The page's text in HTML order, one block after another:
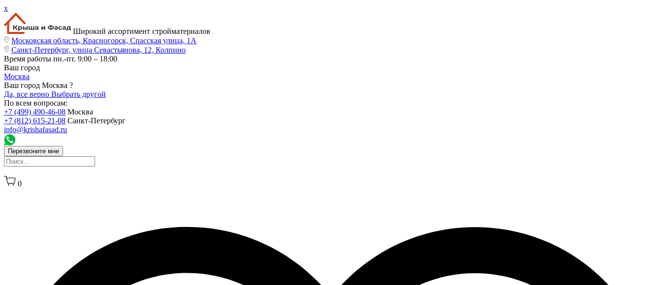
x
Широкий ассортимент стройматериалов
Московская область, Красногорск, Спасская улица, 1А
Санкт-Петербург, улица Севастьянова, 12, Колпино
Время работы пн.-пт. 9:00 – 18:00
Ваш город
Москва
Ваш город Москва ?
Да, все верно Выбрать другой
По всем вопросам:
+7 (499) 490-46-08 Москва
+7 (812) 615-21-08 Санкт-Петербург
info@krishafasad.ru
Перезвоните мне
0